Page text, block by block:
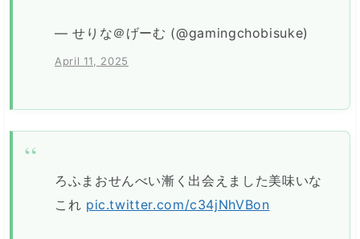
— せりな＠げーむ (@gamingchobisuke)
April 11, 2025
ろふまおせんべい漸く出会えました美味いな
これ pic.twitter.com/c34jNhVBon